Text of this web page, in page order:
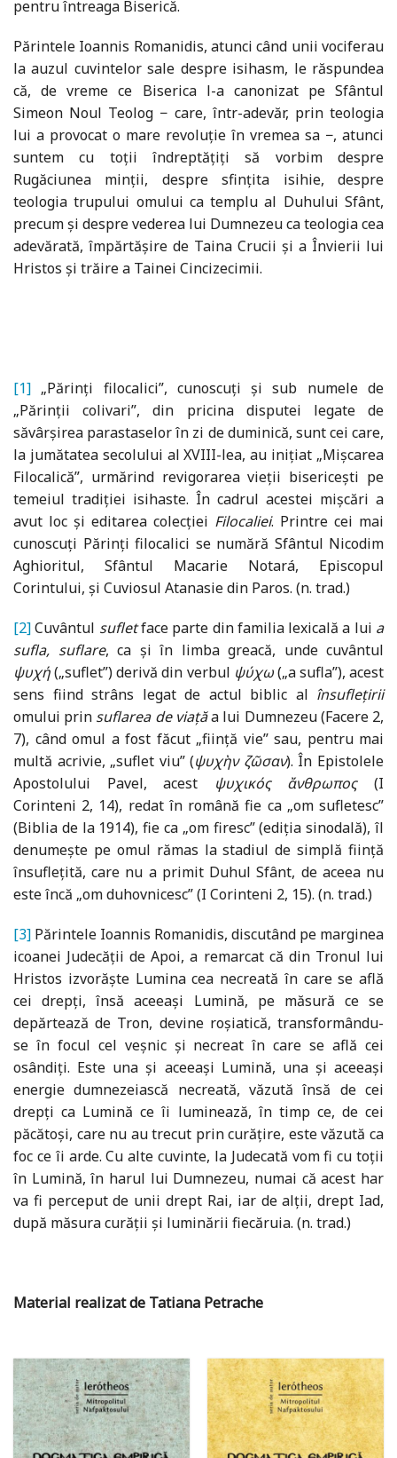
pentru întreaga Biserică.
Părintele Ioannis Romanidis, atunci când unii vociferau
la auzul cuvintelor sale despre isihasm, le răspundea
că, de vreme ce Biserica l-a canonizat pe Sfântul
Simeon Noul Teolog − care, într-adevăr, prin teologia
lui a provocat o mare revoluție în vremea sa −, atunci
suntem cu toții îndreptățiți să vorbim despre
Rugăciunea minții, despre sfințita isihie, despre
teologia trupului omului ca templu al Duhului Sfânt,
precum și despre vederea lui Dumnezeu ca teologia cea
adevărată, împărtășire de Taina Crucii și a Învierii lui
Hristos și trăire a Tainei Cincizecimii.
[1] „Părinți filocalici”, cunoscuți și sub numele de
„Părinții colivari”, din pricina disputei legate de
săvârșirea parastaselor în zi de duminică, sunt cei care,
la jumătatea secolului al XVIII-lea, au inițiat „Mișcarea
Filocalică”, urmărind revigorarea vieții bisericești pe
temeiul tradiției isihaste. În cadrul acestei mișcări a
avut loc și editarea colecției Filocaliei. Printre cei mai
cunoscuți Părinți filocalici se numără Sfântul Nicodim
Aghioritul, Sfântul Macarie Notará, Episcopul
Corintului, și Cuviosul Atanasie din Paros. (n. trad.)
[2]Cuvântul sufletface parte din familia lexicală a lui a
sufla, suflare, ca și în limba greacă, unde cuvântul
ψυχή(„suflet”) derivă din verbul ψύχω(„a sufla”), acest
sens fiind strâns legat de actul biblic al însuflețirii
omului prin suflarea de viațăa lui Dumnezeu (Facere 2,
7), când omul a fost făcut „ființă vie” sau, pentru mai
multă acrivie, „suflet viu” (ψυχὴν ζῶσαν). În Epistolele
Apostolului Pavel, acest ψυχικός ἄνθρωπος(I
Corinteni 2, 14), redat în română fie ca „om sufletesc”
(Biblia de la 1914), fie ca „om firesc” (ediția sinodală), îl
denumește pe omul rămas la stadiul de simplă ființă
însuflețită, care nu a primit Duhul Sfânt, de aceea nu
este încă „om duhovnicesc” (I Corinteni 2, 15). (n. trad.)
[3] Părintele Ioannis Romanidis, discutând pe marginea
icoanei Judecății de Apoi, a remarcat că din Tronul lui
Hristos izvorăște Lumina cea necreată în care se află
cei drepți, însă aceeași Lumină, pe măsură ce se
depărtează de Tron, devine roșiatică, transformându-
se în focul cel veșnic și necreat în care se află cei
osândiți. Este una și aceeași Lumină, una și aceeași
energie dumnezeiască necreată, văzută însă de cei
drepți ca Lumină ce îi luminează, în timp ce, de cei
păcătoși, care nu au trecut prin curățire, este văzută ca
foc ce îi arde. Cu alte cuvinte, la Judecată vom fi cu toții
în Lumină, în harul lui Dumnezeu, numai că acest har
va fi perceput de unii drept Rai, iar de alții, drept Iad,
după măsura curății și luminării fiecăruia. (n. trad.)
Material realizat de Tatiana Petrache